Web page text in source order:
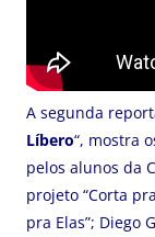
A segunda
Líbero“, mostra
pelos alunos da
projeto “Corta
pra Elas”; Diego